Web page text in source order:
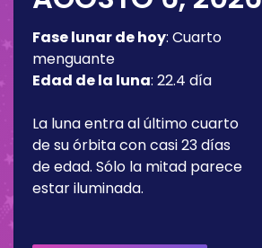
Fase lunar de hoy: Cuarto
menguante
Edad de la luna: 22.4 día
La luna entra al último cuarto
de su órbita con casi 23 días
de edad. Sólo la mitad parece
estar iluminada.